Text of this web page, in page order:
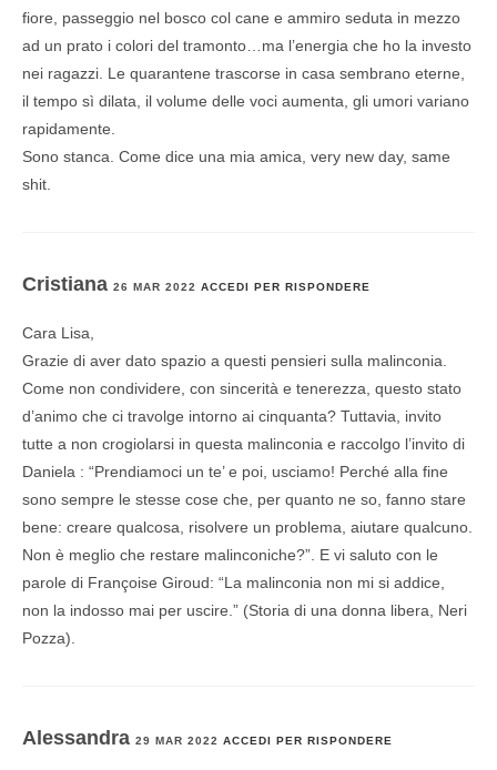
fiore, passeggio nel bosco col cane e ammiro seduta in mezzo
ad un prato i colori del tramonto…ma l’energia che ho la investo
nei ragazzi. Le quarantene trascorse in casa sembrano eterne,
il tempo sì dilata, il volume delle voci aumenta, gli umori variano
rapidamente.
Sono stanca. Come dice una mia amica, very new day, same
shit.
Cristiana 26 MAR 2022 ACCEDI PER RISPONDERE
Cara Lisa,
Grazie di aver dato spazio a questi pensieri sulla malinconia.
Come non condividere, con sincerità e tenerezza, questo stato
d’animo che ci travolge intorno ai cinquanta? Tuttavia, invito
tutte a non crogiolarsi in questa malinconia e raccolgo l’invito di
Daniela : “Prendiamoci un te’ e poi, usciamo! Perché alla fine
sono sempre le stesse cose che, per quanto ne so, fanno stare
bene: creare qualcosa, risolvere un problema, aiutare qualcuno.
Non è meglio che restare malinconiche?”. E vi saluto con le
parole di Françoise Giroud: “La malinconia non mi si addice,
non la indosso mai per uscire.” (Storia di una donna libera, Neri
Pozza).
Alessandra 29 MAR 2022 ACCEDI PER RISPONDERE